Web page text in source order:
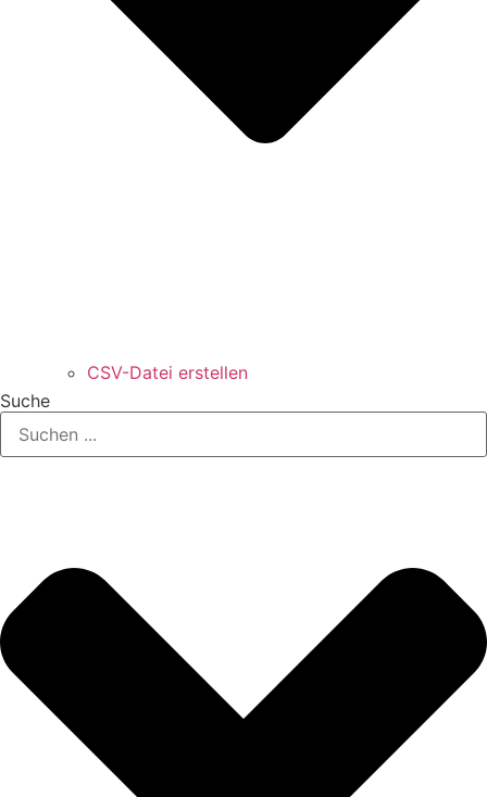
CSV-Datei erstellen
Suche